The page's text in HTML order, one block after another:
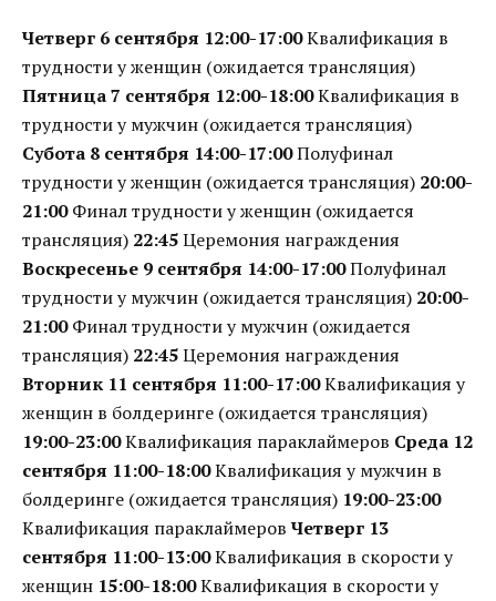
Четверг 6 сентября 12:00-17:00Квалификация в
трудности у женщин (ожидается трансляция)
Пятница 7 сентября 12:00-18:00Квалификация в
трудности у мужчин (ожидается трансляция)
Субота 8 сентября 14:00-17:00Полуфинал
трудности у женщин (ожидается трансляция) 20:00-
21:00Финал трудности у женщин (ожидается
трансляция) 22:45Церемония награждения
Воскресенье 9 сентября 14:00-17:00Полуфинал
трудности у мужчин (ожидается трансляция) 20:00-
21:00Финал трудности у мужчин (ожидается
трансляция) 22:45Церемония награждения
Вторник 11 сентября 11:00-17:00Квалификация у
женщин в болдеринге (ожидается трансляция)
19:00-23:00Квалификация параклаймеров Среда 12
сентября 11:00-18:00Квалификация у мужчин в
болдеринге (ожидается трансляция) 19:00-23:00
Квалификация параклаймеровЧетверг 13
сентября 11:00-13:00Квалификация в скорости у
женщин 15:00-18:00Квалификация в скорости у